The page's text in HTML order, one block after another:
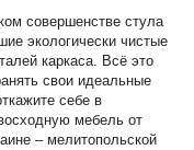
совершенстве стула
экологически чистые
каркаса. Всё это
свои идеальные
себе в
мебель от
– мелитопольской